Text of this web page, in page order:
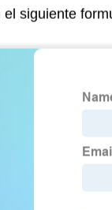
siguiente